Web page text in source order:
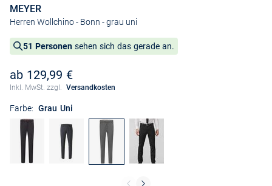
MEYER
Herren Wollchino - Bonn - grau uni
51 Personen sehen sich das gerade an.
ab 129,99 €
Inkl. MwSt. zzgl. Versandkosten
Farbe: Grau Uni